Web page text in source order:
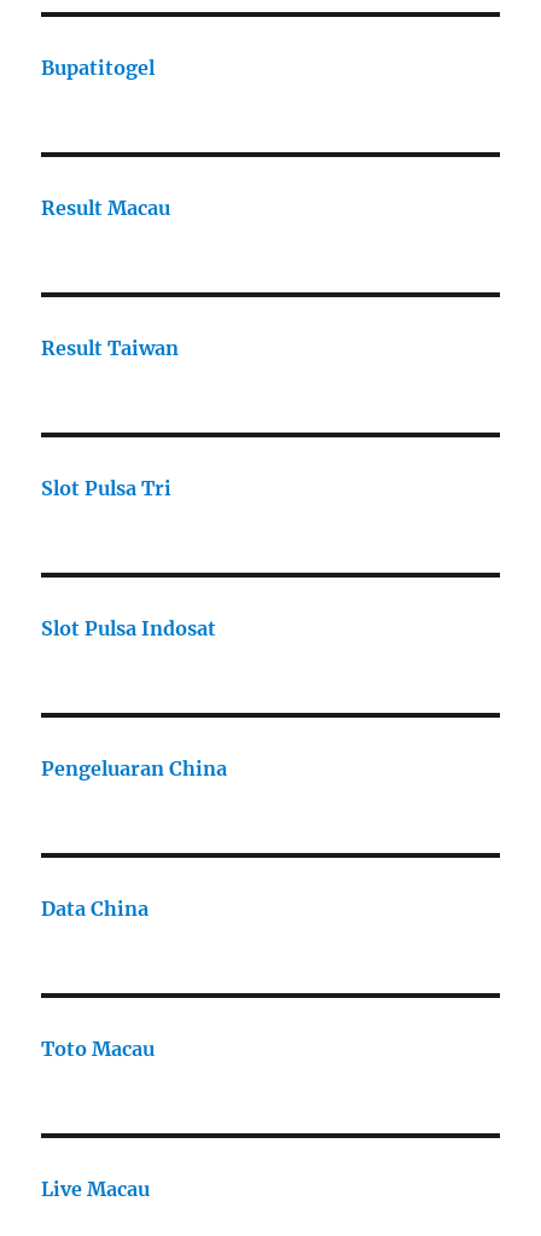
Bupatitogel
Result Macau
Result Taiwan
Slot Pulsa Tri
Slot Pulsa Indosat
Pengeluaran China
Data China
Toto Macau
Live Macau